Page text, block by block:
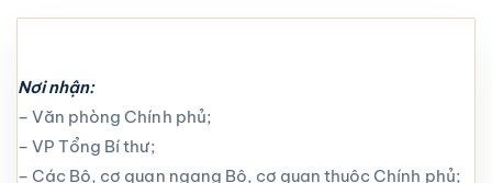
Nơi nhận:
– Văn phòng Chính phủ;
– VP Tổng Bí thư;
– Các Bộ, cơ quan ngang Bộ, cơ quan thuộc Chính phủ;